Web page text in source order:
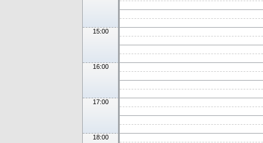
15:00
16:00
17:00
18:00